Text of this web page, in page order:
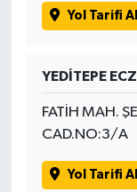
Yol Tarifi Al
YEDİTEPE
FATİH MAH.
CAD.NO:3/A
Yol Tarifi Al